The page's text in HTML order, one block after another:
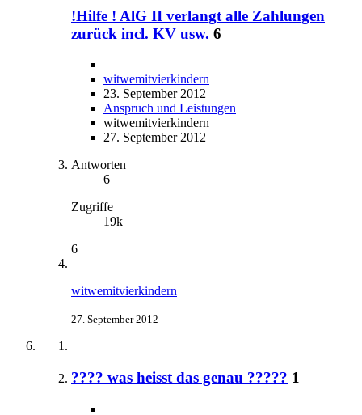
!Hilfe ! AlG II verlangt alle Zahlungen
zurück incl. KV usw. 6
witwemitvierkindern
23. September 2012
Anspruch und Leistungen
witwemitvierkindern
27. September 2012
Antworten
6
Zugriffe
19k
6
witwemitvierkindern
27. September 2012
???? was heisst das genau ????? 1